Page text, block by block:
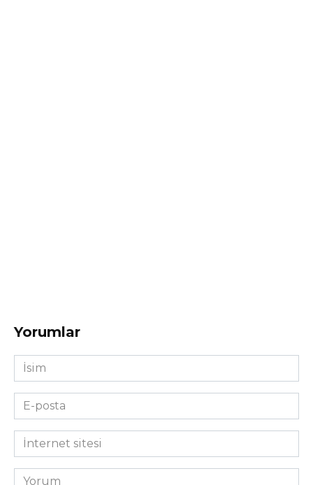
Yorumlar
İsim
*
E-
posta
*İnternet
sitesi
Yorum